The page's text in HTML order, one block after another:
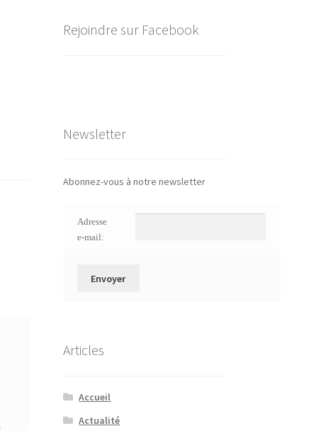
Rejoindre sur Facebook
Newsletter
Abonnez-vous à notre newsletter
Adresse
e-mail:
Articles
Accueil
Actualité